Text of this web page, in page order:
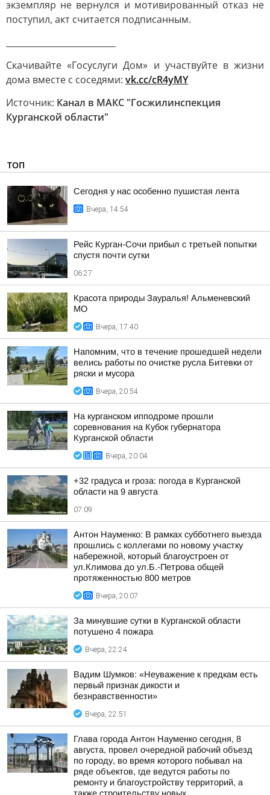
экземпляр не вернулся и мотивированный отказ не
поступил, акт считается подписанным.
Скачивайте «Госуслуги Дом» и участвуйте в жизни
дома вместе с соседями: vk.cc/cR4yMY
Источник: Канал в МАКС "Госжилинспекция
Курганской области"
ТОП
Сегодня у нас особенно пушистая лента
Вчера, 14:54
Рейс Курган-Сочи прибыл с третьей попытки
спустя почти сутки
06:27
Красота природы Зауралья! Альменевский
МО
Вчера, 17:40
Напомним, что в течение прошедшей недели
велись работы по очистке русла Битевки от
ряски и мусора
Вчера, 20:54
На курганском ипподроме прошли
соревнования на Кубок губернатора
Курганской области
Вчера, 20:04
+32 градуса и гроза: погода в Курганской
области на 9 августа
07:09
Антон Науменко: В рамках субботнего выезда
прошлись с коллегами по новому участку
набережной, который благоустроен от
ул.Климова до ул.Б.-Петрова общей
протяженностью 800 метров
Вчера, 20:07
За минувшие сутки в Курганской области
потушено 4 пожара
Вчера, 22:24
Вадим Шумков: «Неуважение к предкам есть
первый признак дикости и
безнравственности»
Вчера, 22:51
Глава города Антон Науменко сегодня, 8
августа, провел очередной рабочий объезд
по городу, во время которого побывал на
ряде объектов, где ведутся работы по
ремонту и благоустройству территорий, а